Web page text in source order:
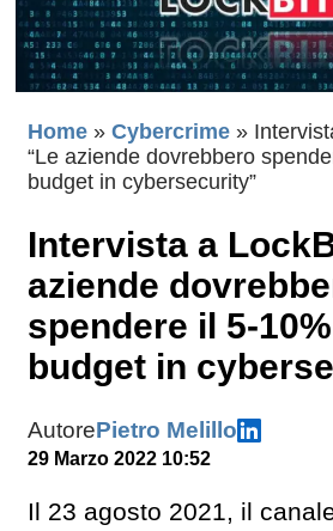
Home » Cybercrime »
“Le aziende dovrebbero
budget in cybersecurity”
Intervista a
aziende
spendere il 5-10%
budget in
AutorePietro Melillo
29 Marzo 2022 10:52
Il 23 agosto 2021, il